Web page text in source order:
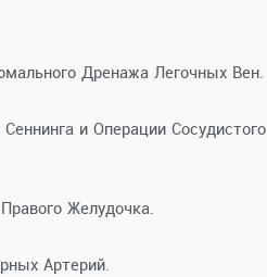
Дренажа Легочных Вен.
и Операции Сосудистого
Желудочка.
Артерий.